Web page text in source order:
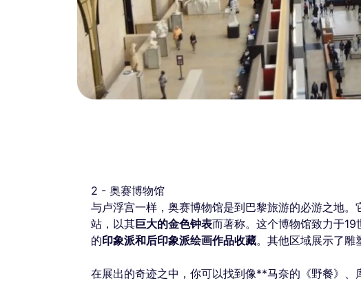
2 - 奥赛博物馆
与卢浮宫一样，奥赛博物馆是到巴黎旅游的必游之地
站，以其巨大的金色钟表而著称。这个博物馆致力于
的印象派和后印象派绘画作品收藏。其他区域展示了雕
在展出的奇迹之中，你可以找到像**马奈的《野餐》